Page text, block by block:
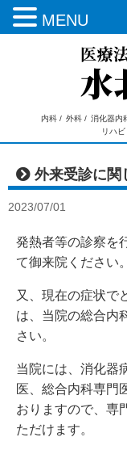
内科 / 外科 / 消化器内
リハ
外来受診に関
2023/07/01
発熱者等の診察を
て御来院ください。
又、現在の症状で
は、当院の総合内
さい。
当院には、消化器
医、総合内科専門
おりますので、専
ただけます。
MENU